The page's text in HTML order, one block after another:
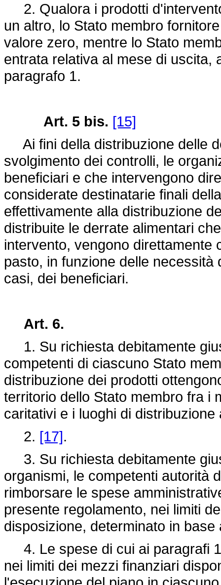
2. Qualora i prodotti
un altro, lo Stato membro
valore zero, mentre lo Stato
entrata relativa al mese di uscita,
paragrafo 1.
Art. 5 bis. [15]
Ai fini della distribuzione delle
svolgimento dei controlli, le
beneficiari e che intervengono
considerate destinatarie finali
effettivamente alla distribuzione
distribuite le derrate alimentari
intervento, vengono direttamente
pasto, in funzione delle
casi, dei beneficiari.
Art. 6.
1. Su richiesta debitamente
competenti di ciascuno Stato
distribuzione dei prodotti
territorio dello Stato membro fra i
caritativi e i luoghi di
2. [17].
3. Su richiesta debitamente
organismi, le competenti autorità
rimborsare le spese
presente regolamento, nei limiti
disposizione, determinato in
4. Le spese di cui ai paragrafi
nei limiti dei mezzi finanziari